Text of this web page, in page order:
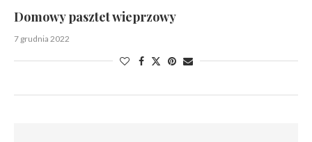
Domowy pasztet wieprzowy
7 grudnia 2022